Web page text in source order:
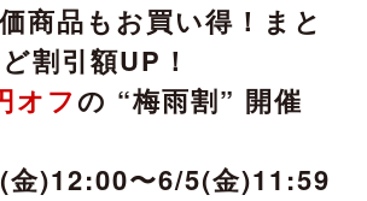
商品もお買い得！まと
割引額UP！
オフの “梅雨割” 開催
金)12:00〜6/5(金)11:59